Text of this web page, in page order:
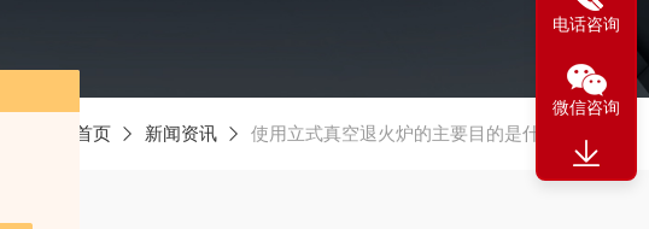
首页 新闻资讯 使用立式真空退火炉的主要目的是什么？
电话咨询
微信咨询